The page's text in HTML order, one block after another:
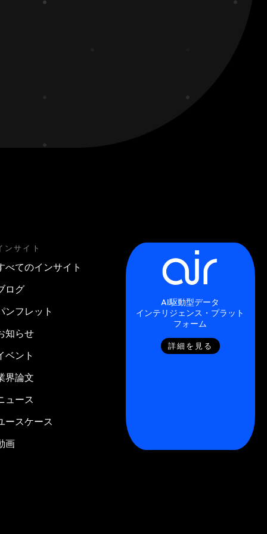
ンサイト
べてのインサイト
ログ
ンフレット
知らせ
ベント
界論文
ュース
ースケース
画
AI駆動型データ
インテリジェンス・プラット
フォーム
詳細を見る